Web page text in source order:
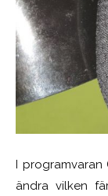
I programvaran
ändra vilken